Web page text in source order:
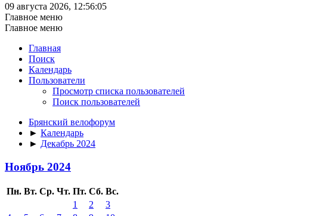
09 августа 2026, 12:56:05
Главное меню
Главное меню
Главная
Поиск
Календарь
Пользователи
Просмотр списка пользователей
Поиск пользователей
Брянский велофорум
► Календарь
► Декабрь 2024
Ноябрь 2024
Пн. Вт. Ср. Чт. Пт. Сб. Вс.
1
2
3